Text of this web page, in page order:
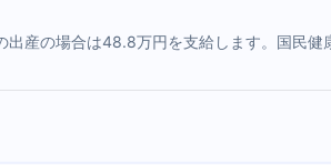
産の場合は48.8万円を支給します。国民健